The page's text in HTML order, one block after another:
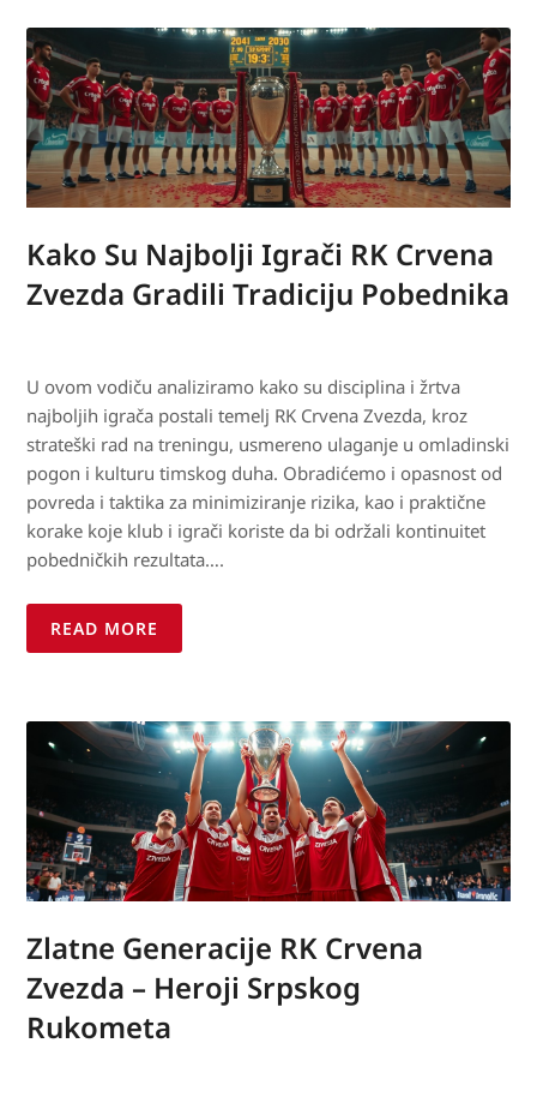
Kako Su Najbolji Igrači RK Crvena
Zvezda Gradili Tradiciju Pobednika
U ovom vodiču analiziramo kako su disciplina i žrtva
najboljih igrača postali temelj RK Crvena Zvezda, kroz
strateški rad na treningu, usmereno ulaganje u omladinski
pogon i kulturu timskog duha. Obradićemo i opasnost od
povreda i taktika za minimiziranje rizika, kao i praktične
korake koje klub i igrači koriste da bi održali kontinuitet
pobedničkih rezultata….
READ MORE
Zlatne Generacije RK Crvena
Zvezda – Heroji Srpskog
Rukometa